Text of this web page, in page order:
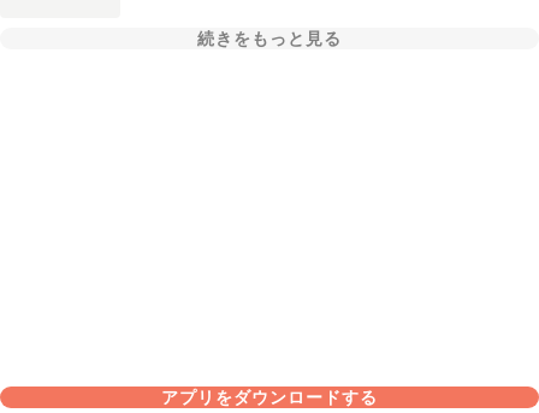
続きをもっと見る
アプリをダウンロードする